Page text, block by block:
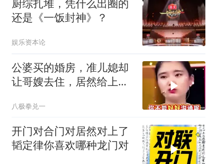
厨综扎堆，凭什么出圈的
还是《一饭封神》？
娱乐资本论
公婆买的婚房，准儿媳却
让哥嫂去住，居然给上门
八极拳兑一
开门对合门对居然对上了
韬定律你喜欢哪种龙门对